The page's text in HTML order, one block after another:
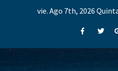
vie. Ago 7th, 2026
FacebookTwitter